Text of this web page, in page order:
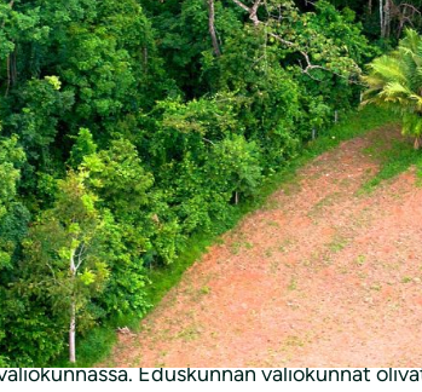
oli jo kääntynyt laskuun, se on
tuhoaa metsiä ympäri
,IndonesiassajaRomaniassa
suojelemiseksi. EU-komissio esitteli
Suomi johtaa parhaillaan
toimiin joulukuun aikana.
Eduskunnan valiokunnat